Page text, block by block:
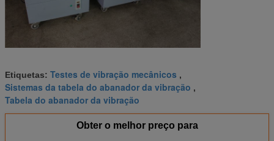
Etiquetas: Testes de vibração mecânicos ,
Sistemas da tabela do abanador da vibração ,
Tabela do abanador da vibração
Obter o melhor preço para